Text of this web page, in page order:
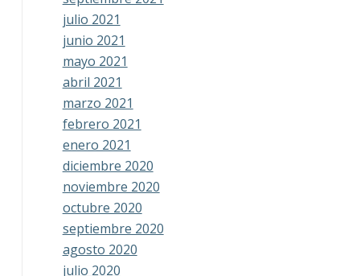
julio 2021
junio 2021
mayo 2021
abril 2021
marzo 2021
febrero 2021
enero 2021
diciembre 2020
noviembre 2020
octubre 2020
septiembre 2020
agosto 2020
julio 2020